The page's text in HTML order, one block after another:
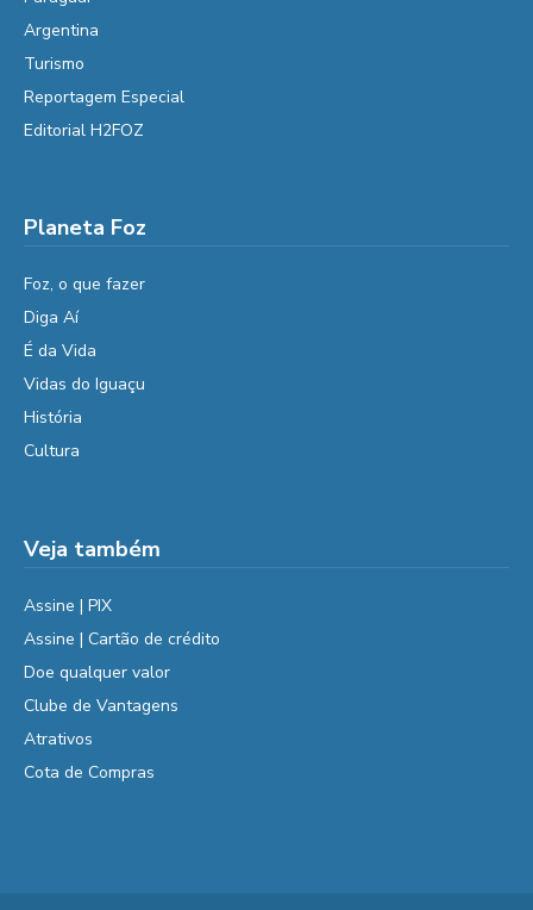
Argentina
Turismo
Reportagem Especial
Editorial H2FOZ
Planeta Foz
Foz, o que fazer
Diga Aí
É da Vida
Vidas do Iguaçu
História
Cultura
Veja também
Assine | PIX
Assine | Cartão de crédito
Doe qualquer valor
Clube de Vantagens
Atrativos
Cota de Compras